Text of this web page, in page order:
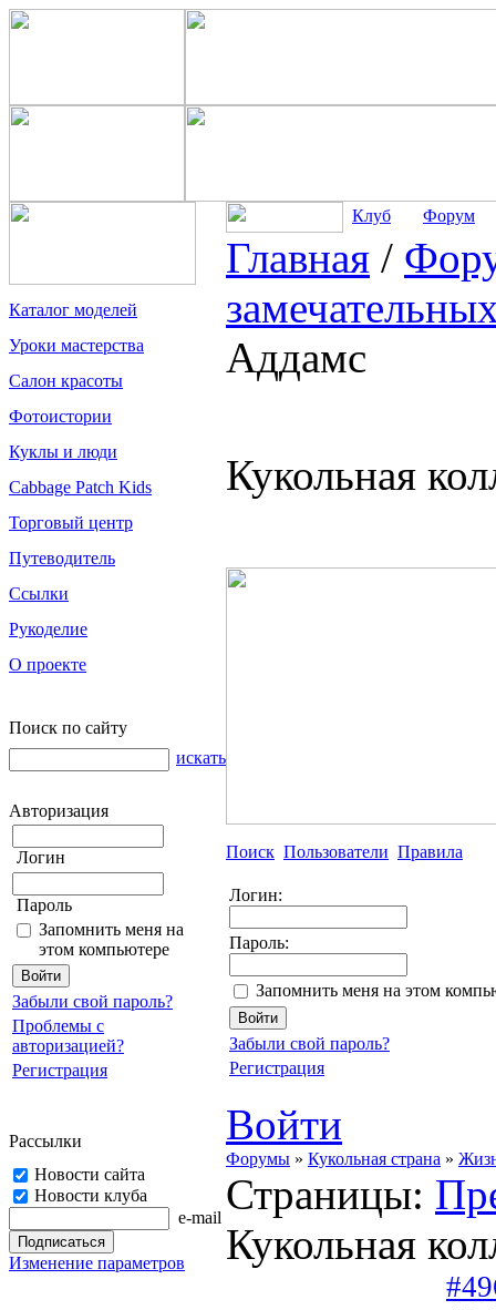
Каталог моделей
Уроки мастерства
Салон красоты
Фотоистории
Куклы и люди
Cabbage Patch Kids
Торговый центр
Путеводитель
Ссылки
Рукоделие
О проекте
Поиск по сайту
искать
Авторизация
Логин
Пароль
Запомнить меня на
этом компьютере
Забыли свой пароль?
Проблемы с
авторизацией?
Регистрация
Рассылки
Новости сайта
Новости клуба
e-mail
Изменение параметров
Клуб Форум
Главная /
Аддамс
Кукольная
Поиск Пользователи Правила
Логин:
Пароль:
Запомнить меня на этом
Забыли свой пароль?
Регистрация
Войти
Форумы » Кукольная страна »
Страницы:
Кукольная